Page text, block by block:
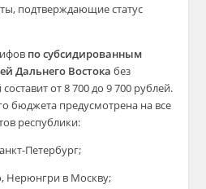
подтверждающие статус
по субсидированным
Дальнего Востокабез
от 8 700 до 9 700 рублей.
бюджета предусмотрена на все
республики:
Петербург;
Нерюнгри в Москву;